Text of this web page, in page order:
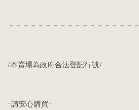
－－－－－－－－－－－－－－－－－－
/本賣場為政府合法登記行號/
—請安心購買—